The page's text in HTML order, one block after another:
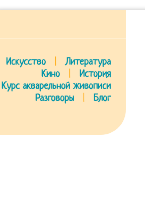
Искусство
Литература
Кино
История
Курс акварельной живописи
Разговоры
Блог